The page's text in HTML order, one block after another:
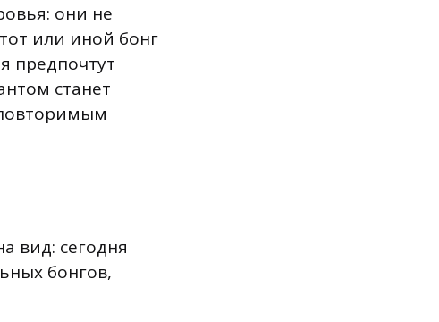
они не
или иной бонг
предпочтут
станет
вид: сегодня
бонгов,